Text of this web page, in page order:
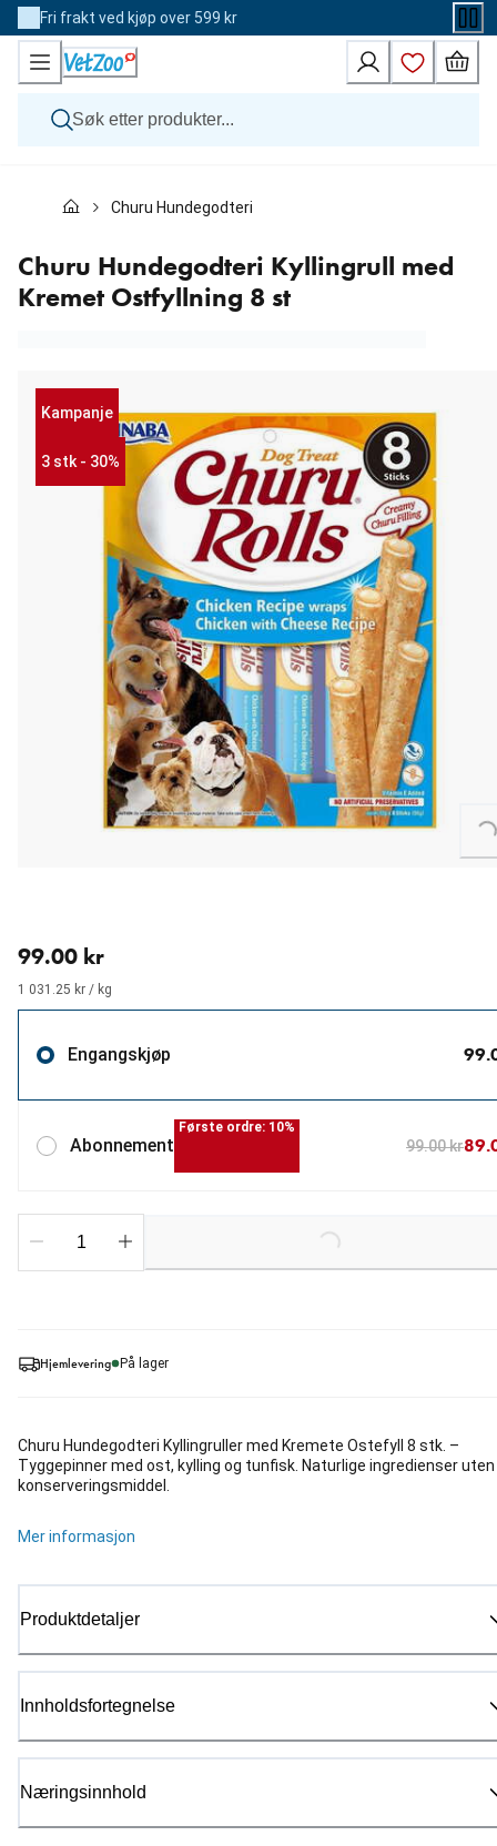
Skip
to
Content
Fri frakt ved kjøp over 599 kr
Katt
Andre dyr
Merker
Nyheter
Churu Hundegodteri Kyllingrull med Kremet
Churu Hundegodteri Kyllingrull med
Kremet Ostfyllning 8 st
Kampanje
3 stk - 30%
Loading...
Hjemlevering På lager
Churu Hundegodteri Kyllingruller med Kremete Ostefyll 8 stk. –
Tyggepinner med ost, kylling og tunfisk. Naturlige ingredienser uten
konserveringsmiddel.
Mer informasjon
Produktdetaljer
Innholdsfortegnelse
Næringsinnhold
99.00 kr
1 031.25 kr / kg
Engangskjøp
Abonnement
Første ordre: 10%
99.00 kr
Loading...